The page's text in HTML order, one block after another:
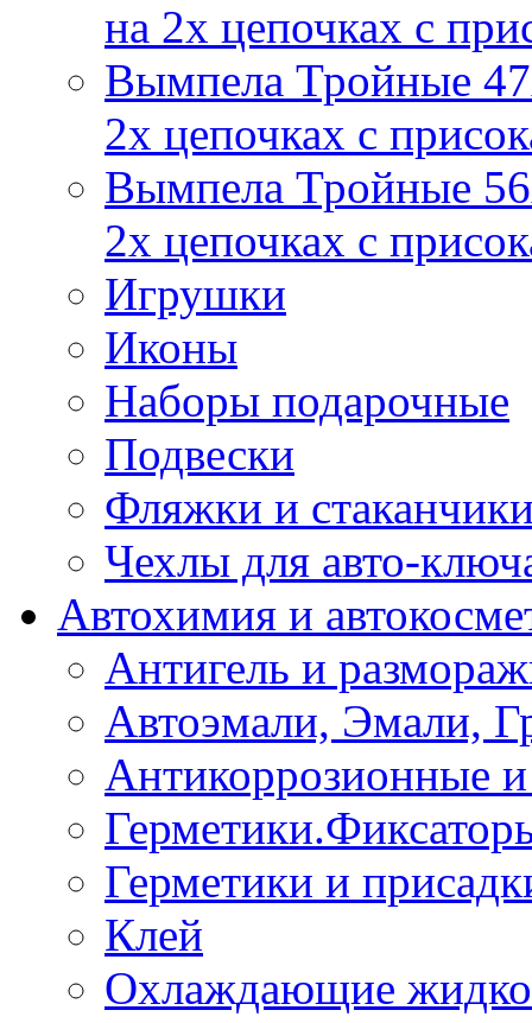
на 2х цепочках с
Вымпела Тройные
2х цепочках с
Вымпела Тройные
2х цепочках с
Игрушки
Иконы
Наборы подарочные
Подвески
Фляжки и
Чехлы для авто-
Автохимия и
Антигель и
Автоэмали, Эмали,
Антикоррозионные
Герметики и
Клей
Охлаждающие